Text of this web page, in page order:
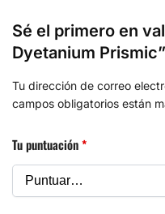
Sé el primero en
Dyetanium Prismic”
Tu dirección de correo
campos obligatorios están
Tu puntuación*